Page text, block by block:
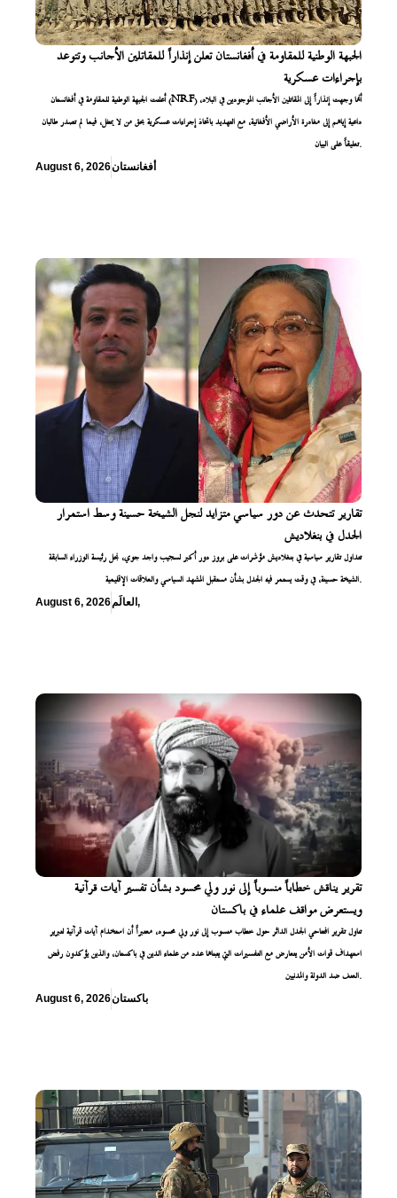
الجبهة الوطنية للمقاومة في أفغانستان تعلن إنذاراً للمقاتلين الأجانب وتتوعد
بإجراءات عسكرية
أعلنت الجبهة الوطنية للمقاومة في أفغانستان (NRF) أنها وجهت إنذاراً إلى المقاتلين الأجانب الموجودين في البلاد،
داعية إياهم إلى مغادرة الأراضي الأفغانية، مع التهديد باتخاذ إجراءات عسكرية بحق من لا يمتثل، فيما لم تصدر طالبان
تعليقاً على البيان.
August 6, 2026أفغانستان
تقارير تتحدث عن دور سياسي متزايد لنجل الشيخة حسينة وسط استمرار
الجدل في بنغلاديش
تتداول تقارير سياسية في بنغلاديش مؤشرات على بروز دور أكبر لسجيب واجد جوي، نجل رئيسة الوزراء السابقة
الشيخة حسينة، في وقت يستمر فيه الجدل بشأن مستقبل المشهد السياسي والعلاقات الإقليمية.
August 6, 2026العالَم ,
تقرير يناقش خطاباً منسوباً إلى نور ولي محسود بشأن تفسير آيات قرآنية
ويستعرض مواقف علماء في باكستان
تناول تقرير افتتاحي الجدل الدائر حول خطاب منسوب إلى نور ولي محسود، معتبراً أن استخدام آيات قرآنية لتبرير
استهداف قوات الأمن يتعارض مع التفسيرات التي يتبناها عدد من علماء الدين في باكستان، والذين يؤكدون رفض
العنف ضد الدولة والمدنيين.
August 6, 2026باكستان